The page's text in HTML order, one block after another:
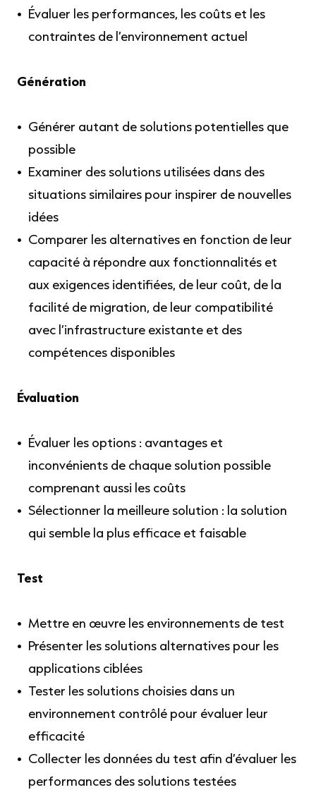
Évaluer les performances, les coûts et les
contraintes de l’environnement actuel
Génération
Générer autant de solutions potentielles que
possible
Examiner des solutions utilisées dans des
situations similaires pour inspirer de nouvelles
idées
Comparer les alternatives en fonction de leur
capacité à répondre aux fonctionnalités et
aux exigences identifiées, de leur coût, de la
facilité de migration, de leur compatibilité
avec l’infrastructure existante et des
compétences disponibles
Évaluation
Évaluer les options : avantages et
inconvénients de chaque solution possible
comprenant aussi les coûts
Sélectionner la meilleure solution : la solution
qui semble la plus efficace et faisable
Test
Mettre en œuvre les environnements de test
Présenter les solutions alternatives pour les
applications ciblées
Tester les solutions choisies dans un
environnement contrôlé pour évaluer leur
efficacité
Collecter les données du test afin d’évaluer les
performances des solutions testées